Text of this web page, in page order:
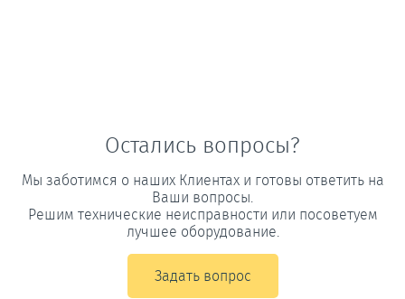
Остались вопросы?
Мы заботимся о наших Клиентах и готовы ответить на
Ваши вопросы.
Решим технические неисправности или посоветуем
лучшее оборудование.
Задать вопрос